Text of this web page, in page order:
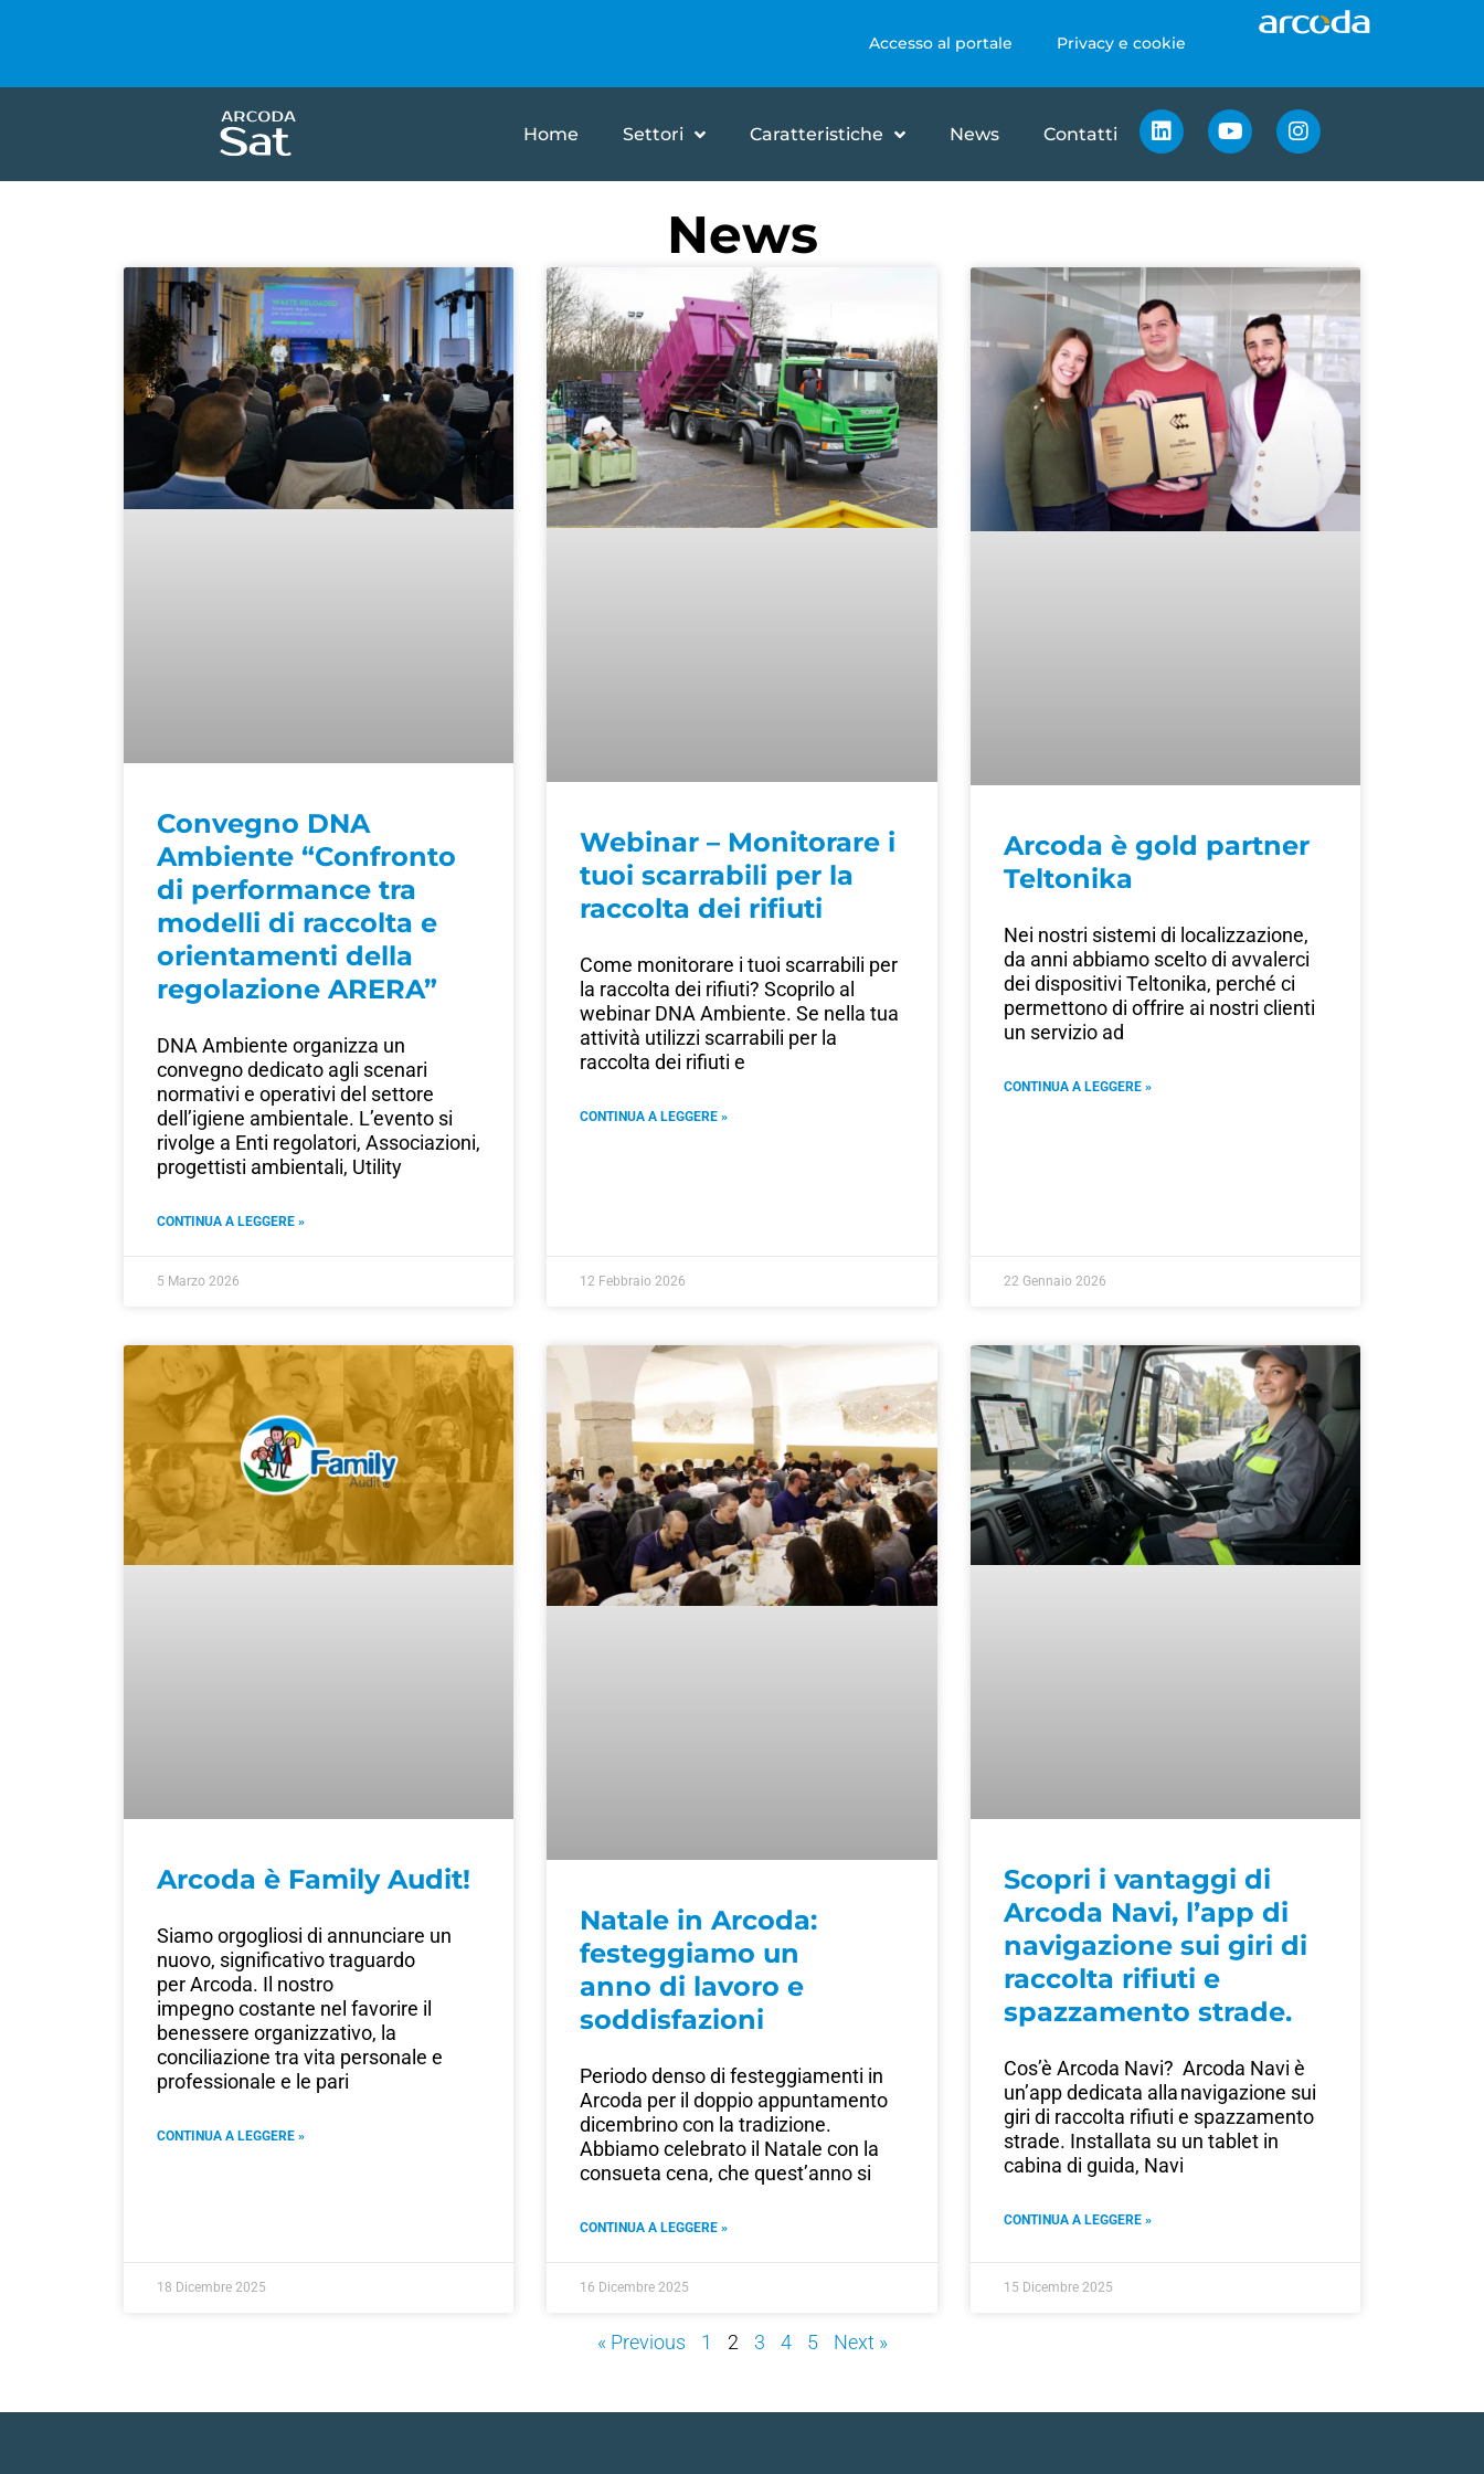
Accesso al portale Privacy e cookie
Home Settori Caratteristiche News Contatti
News
Convegno DNA
Ambiente “Confronto
di performance tra
modelli di raccolta e
orientamenti della
regolazione ARERA”
DNA Ambiente organizza un
convegno dedicato agli scenari
normativi e operativi del settore
dell’igiene ambientale. L’evento si
rivolge a Enti regolatori, Associazioni,
progettisti ambientali, Utility
CONTINUA A LEGGERE »
5 Marzo 2026
Webinar – Monitorare i
tuoi scarrabili per la
raccolta dei rifiuti
Come monitorare i tuoi scarrabili per
la raccolta dei rifiuti? Scoprilo al
webinar DNA Ambiente. Se nella tua
attività utilizzi scarrabili per la
raccolta dei rifiuti e
CONTINUA A LEGGERE »
12 Febbraio 2026
Arcoda è gold partner
Teltonika
Nei nostri sistemi di localizzazione,
da anni abbiamo scelto di avvalerci
dei dispositivi Teltonika, perché ci
permettono di offrire ai nostri clienti
un servizio ad
CONTINUA A LEGGERE »
22 Gennaio 2026
Arcoda è Family Audit!
Siamo orgogliosi di annunciare un
nuovo, significativo traguardo
per Arcoda. Il nostro
impegno costante nel favorire il
benessere organizzativo, la
conciliazione tra vita personale e
professionale e le pari
CONTINUA A LEGGERE »
18 Dicembre 2025
Natale in Arcoda:
festeggiamo un
anno di lavoro e
soddisfazioni
Periodo denso di festeggiamenti in
Arcoda per il doppio appuntamento
dicembrino con la tradizione.
Abbiamo celebrato il Natale con la
consueta cena, che quest’anno si
CONTINUA A LEGGERE »
16 Dicembre 2025
Scopri i vantaggi di
Arcoda Navi, l’app di
navigazione sui giri di
raccolta rifiuti e
spazzamento strade.
Cos’è Arcoda Navi? Arcoda Navi è
un’app dedicata alla navigazione sui
giri di raccolta rifiuti e spazzamento
strade. Installata su un tablet in
cabina di guida, Navi
CONTINUA A LEGGERE »
15 Dicembre 2025
« Previous 1 2 3 4 5 Next »